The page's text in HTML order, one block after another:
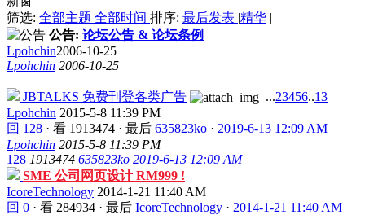
筛选: 全部主题 全部时间 排序: 最后发表 |精华 |
公告: 论坛公告 & 论坛条例
Lpohchin2006-10-25
Lpohchin 2006-10-25
JBTALKS 免费刊登各类广告 ...23456..13
Lpohchin 2015-5-8 11:39 PM
回 128 · 看 1913474 · 最后 635823ko · 2019-6-13 12:09 AM
Lpohchin 2015-5-8 11:39 PM
128 1913474 635823ko 2019-6-13 12:09 AM
SME 公司网页设计 RM999 !
IcoreTechnology 2014-1-21 11:40 AM
回 0 · 看 284934 · 最后 IcoreTechnology · 2014-1-21 11:40 AM